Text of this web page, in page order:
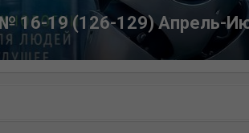
№ 16-19 (126-129) Апрель-